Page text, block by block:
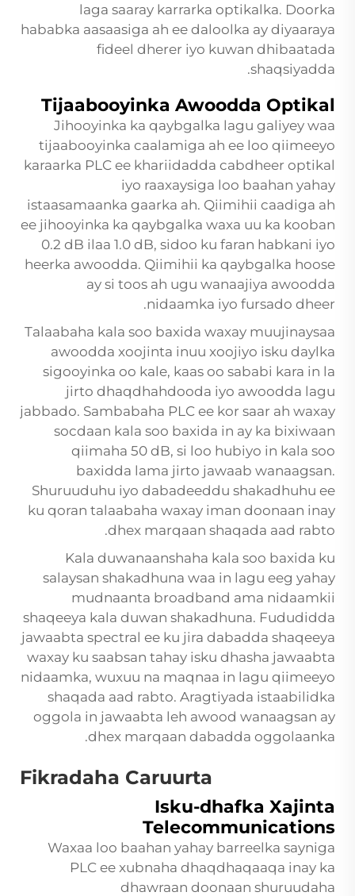
laga saaray karrarka optikalka. Doorka
hababka aasaasiga ah ee daloolka ay diyaaraya
fideel dherer iyo kuwan dhibaatada
shaqsiyadda.
Tijaabooyinka Awoodda Optikal
Jihooyinka ka qaybgalka lagu galiyey waa
tijaabooyinka caalamiga ah ee loo qiimeeyo
karaarka PLC ee khariidadda cabdheer optikal
iyo raaxaysiga loo baahan yahay
istaasamaanka gaarka ah. Qiimihii caadiga ah
ee jihooyinka ka qaybgalka waxa uu ka kooban
0.2 dB ilaa 1.0 dB, sidoo ku faran habkani iyo
heerka awoodda. Qiimihii ka qaybgalka hoose
ay si toos ah ugu wanaajiya awoodda
nidaamka iyo fursado dheer.
Talaabaha kala soo baxida waxay muujinaysaa
awoodda xoojinta inuu xoojiyo isku daylka
sigooyinka oo kale, kaas oo sababi kara in la
jirto dhaqdhahdooda iyo awoodda lagu
jabbado. Sambabaha PLC ee kor saar ah waxay
socdaan kala soo baxida in ay ka bixiwaan
qiimaha 50 dB, si loo hubiyo in kala soo
baxidda lama jirto jawaab wanaagsan.
Shuruuduhu iyo dabadeeddu shakadhuhu ee
ku qoran talaabaha waxay iman doonaan inay
dhex marqaan shaqada aad rabto.
Kala duwanaanshaha kala soo baxida ku
salaysan shakadhuna waa in lagu eeg yahay
mudnaanta broadband ama nidaamkii
shaqeeya kala duwan shakadhuna. Fududidda
jawaabta spectral ee ku jira dabadda shaqeeya
waxay ku saabsan tahay isku dhasha jawaabta
nidaamka, wuxuu na maqnaa in lagu qiimeeyo
shaqada aad rabto. Aragtiyada istaabilidka
oggola in jawaabta leh awood wanaagsan ay
dhex marqaan dabadda oggolaanka.
Fikradaha Caruurta
Isku-dhafka Xajinta
Telecommunications
Waxaa loo baahan yahay barreelka sayniga
PLC ee xubnaha dhaqdhaqaaqa inay ka
dhawraan doonaan shuruudaha